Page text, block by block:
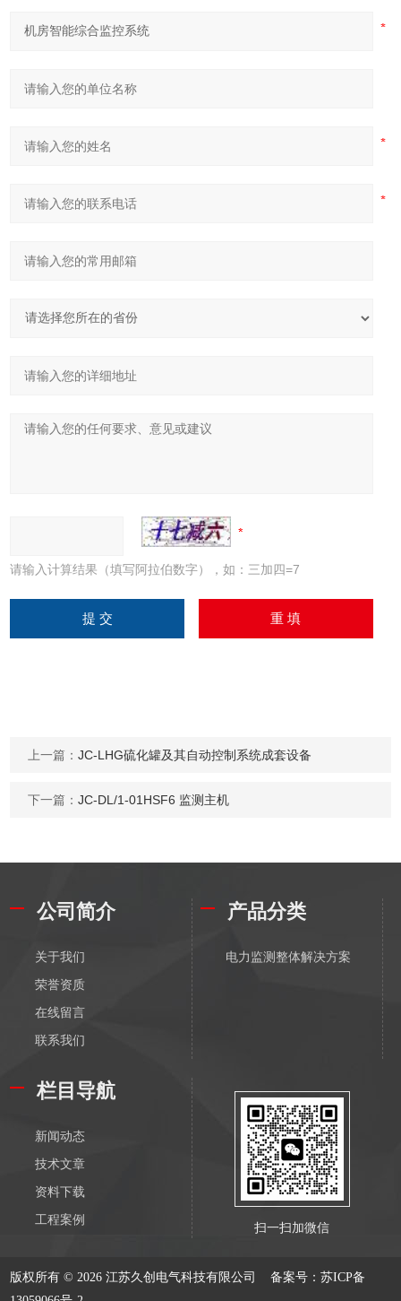
请输入计算结果（填写阿拉伯数字），如：三加四=7
上一篇：JC-LHG硫化罐及其自动控制系统成套设备
下一篇：JC-DL/1-01HSF6 监测主机
公司简介
关于我们
荣誉资质
在线留言
联系我们
产品分类
电力监测整体解决方案
栏目导航
新闻动态
技术文章
资料下载
工程案例
扫一扫加微信
版权所有 © 2026 江苏久创电气科技有限公司备案号：苏ICP备